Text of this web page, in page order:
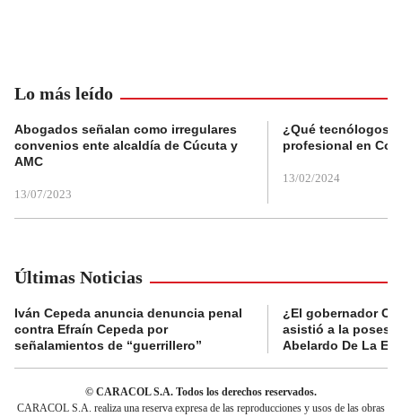
Lo más leído
Abogados señalan como irregulares
convenios ente alcaldía de Cúcuta y
AMC
13/07/2023
¿Qué tecnólogos
profesional en
13/02/2024
Últimas Noticias
Iván Cepeda anuncia denuncia penal
contra Efraín Cepeda por
señalamientos de “guerrillero”
¿El gobernador
asistió a la
Abelardo De La
© CARACOL S.A. Todos los derechos reservados.
CARACOL S.A. realiza una reserva expresa de las reproducciones y usos de las obras